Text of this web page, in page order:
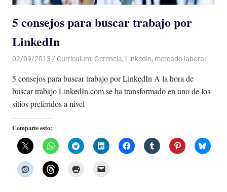
5 consejos para buscar trabajo por
LinkedIn
02/09/2013 Luis Castellanos
Curriculum, Gerencia, Linkedin, mercado laboral
5 consejos para buscar trabajo por LinkedIn A la hora de
buscar trabajo LinkedIn.com se ha transformado en uno de los
sitios preferidos a nivel
Comparte esto: